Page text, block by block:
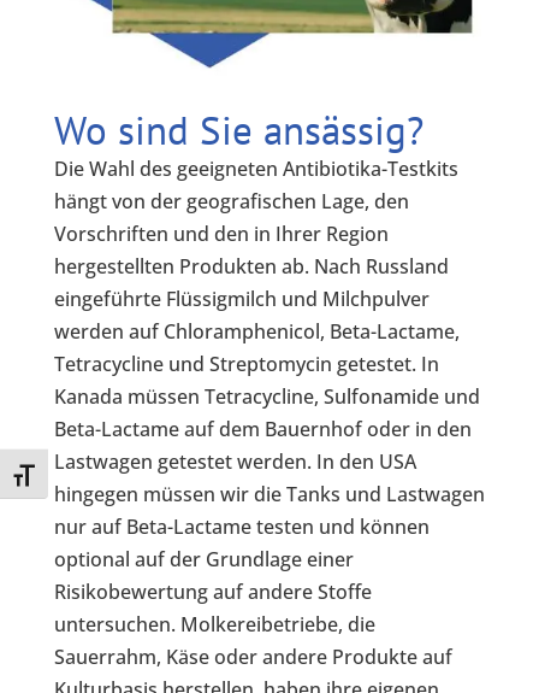
Toggle Font size
Wo sind Sie ansässig?
Die Wahl des geeigneten Antibiotika-Testkits
hängt von der geografischen Lage, den
Vorschriften und den in Ihrer Region
hergestellten Produkten ab. Nach Russland
eingeführte Flüssigmilch und Milchpulver
werden auf Chloramphenicol, Beta-Lactame,
Tetracycline und Streptomycin getestet. In
Kanada müssen Tetracycline, Sulfonamide und
Beta-Lactame auf dem Bauernhof oder in den
Lastwagen getestet werden. In den USA
hingegen müssen wir die Tanks und Lastwagen
nur auf Beta-Lactame testen und können
optional auf der Grundlage einer
Risikobewertung auf andere Stoffe
untersuchen. Molkereibetriebe, die
Sauerrahm, Käse oder andere Produkte auf